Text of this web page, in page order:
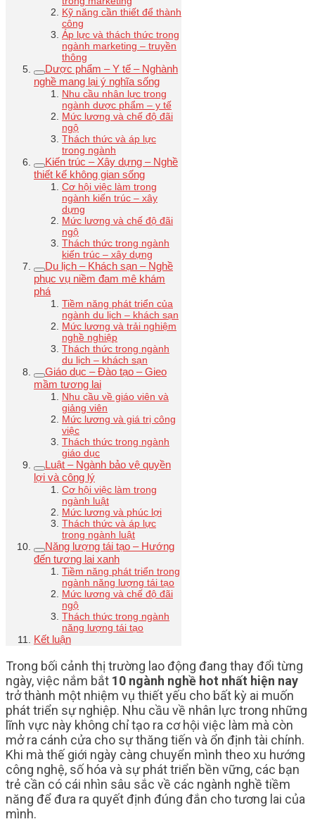
Kỹ năng cần thiết để thành
công
Áp lực và thách thức trong
ngành marketing – truyền
thông
Dược phẩm – Y tế – Nghành
nghề mang lại ý nghĩa sống
Nhu cầu nhân lực trong
ngành dược phẩm – y tế
Mức lương và chế độ đãi
ngộ
Thách thức và áp lực
trong ngành
Kiến trúc – Xây dựng – Nghề
thiết kế không gian sống
Cơ hội việc làm trong
ngành kiến trúc – xây
dựng
Mức lương và chế độ đãi
ngộ
Thách thức trong ngành
kiến trúc – xây dựng
Du lịch – Khách sạn – Nghề
phục vụ niềm đam mê khám
phá
Tiềm năng phát triển của
ngành du lịch – khách sạn
Mức lương và trải nghiệm
nghề nghiệp
Thách thức trong ngành
du lịch – khách sạn
Giáo dục – Đào tạo – Gieo
mầm tương lai
Nhu cầu về giáo viên và
giảng viên
Mức lương và giá trị công
việc
Thách thức trong ngành
giáo dục
Luật – Ngành bảo vệ quyền
lợi và công lý
Cơ hội việc làm trong
ngành luật
Mức lương và phúc lợi
Thách thức và áp lực
trong ngành luật
Năng lượng tái tạo – Hướng
đến tương lai xanh
Tiềm năng phát triển trong
ngành năng lượng tái tạo
Mức lương và chế độ đãi
ngộ
Thách thức trong ngành
năng lượng tái tạo
Kết luận
Trong bối cảnh thị trường lao động đang thay đổi từng
ngày, việc nắm bắt 10 ngành nghề hot nhất hiện nay
trở thành một nhiệm vụ thiết yếu cho bất kỳ ai muốn
phát triển sự nghiệp. Nhu cầu về nhân lực trong những
lĩnh vực này không chỉ tạo ra cơ hội việc làm mà còn
mở ra cánh cửa cho sự thăng tiến và ổn định tài chính.
Khi mà thế giới ngày càng chuyển mình theo xu hướng
công nghệ, số hóa và sự phát triển bền vững, các bạn
trẻ cần có cái nhìn sâu sắc về các ngành nghề tiềm
năng để đưa ra quyết định đúng đắn cho tương lai của
mình.